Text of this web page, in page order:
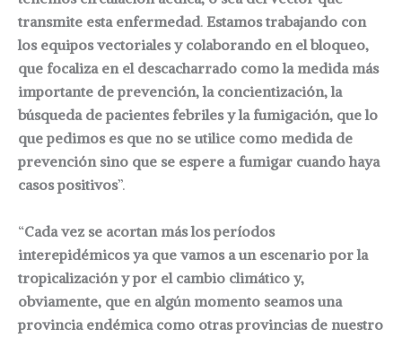
transmite esta enfermedad. Estamos trabajando con
los equipos vectoriales y colaborando en el bloqueo,
que focaliza en el descacharrado como la medida más
importante de prevención, la concientización, la
búsqueda de pacientes febriles y la fumigación, que lo
que pedimos es que no se utilice como medida de
prevención sino que se espere a fumigar cuando haya
casos positivos”.
“Cada vez se acortan más los períodos
interepidémicos ya que vamos a un escenario por la
tropicalización y por el cambio climático y,
obviamente, que en algún momento seamos una
provincia endémica como otras provincias de nuestro